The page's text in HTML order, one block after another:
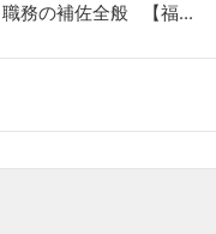
職務の補佐全般 【福...